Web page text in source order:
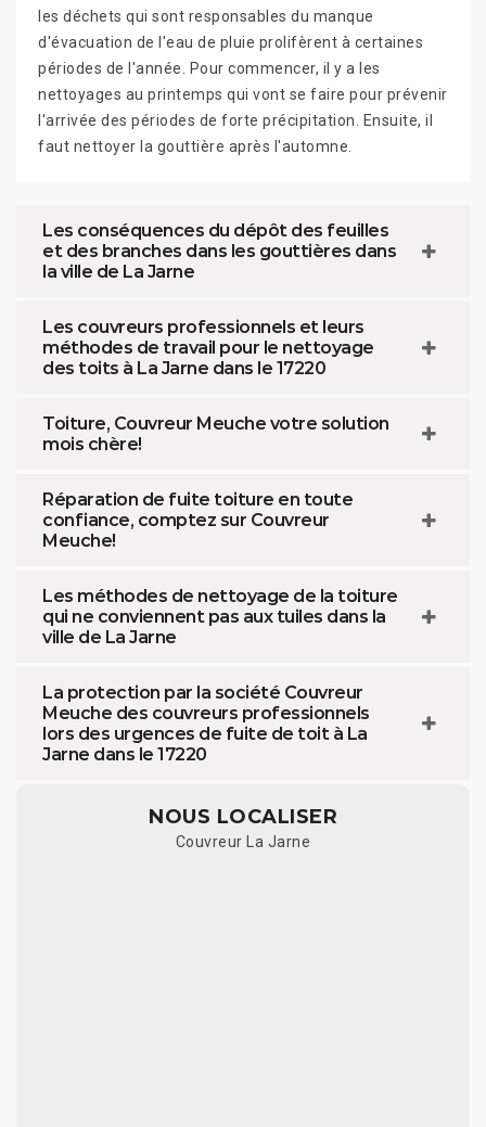
les déchets qui sont responsables du manque
d'évacuation de l'eau de pluie prolifèrent à certaines
périodes de l'année. Pour commencer, il y a les
nettoyages au printemps qui vont se faire pour prévenir
l'arrivée des périodes de forte précipitation. Ensuite, il
faut nettoyer la gouttière après l'automne.
Les conséquences du dépôt des feuilles
et des branches dans les gouttières dans
la ville de La Jarne
Les couvreurs professionnels et leurs
méthodes de travail pour le nettoyage
des toits à La Jarne dans le 17220
Toiture, Couvreur Meuche votre solution
mois chère!
Réparation de fuite toiture en toute
confiance, comptez sur Couvreur
Meuche!
Les méthodes de nettoyage de la toiture
qui ne conviennent pas aux tuiles dans la
ville de La Jarne
La protection par la société Couvreur
Meuche des couvreurs professionnels
lors des urgences de fuite de toit à La
Jarne dans le 17220
NOUS LOCALISER
Couvreur La Jarne